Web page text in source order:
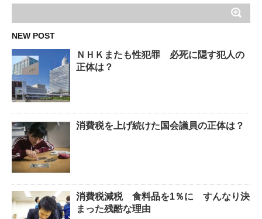
NEW POST
ＮＨＫまたも性犯罪 必死に隠す犯人の
正体は？
消費税を上げ続けた国会議員の正体は？
消費税減税 食料品を1％に すんなり決
まった残酷な理由